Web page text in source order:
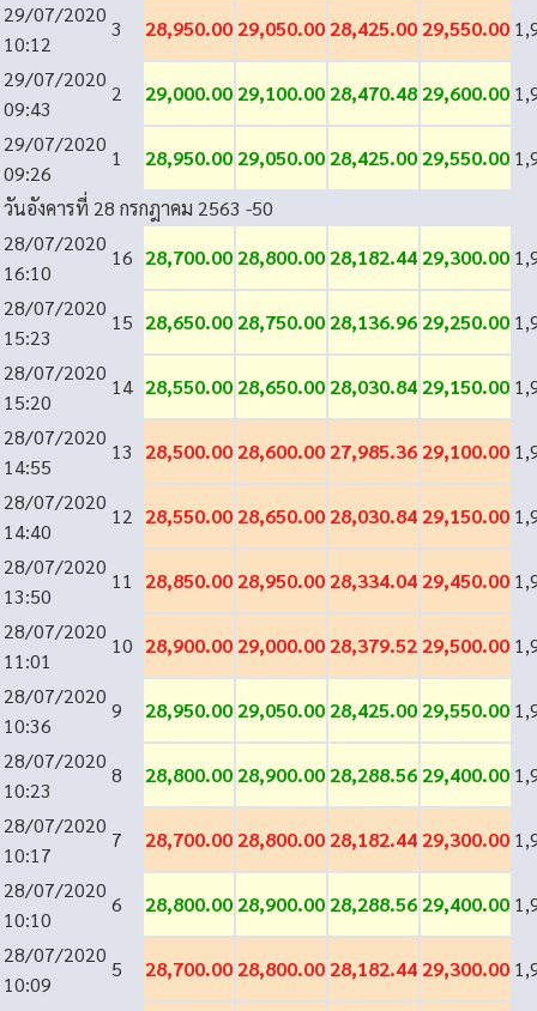
29/07/2020
10:12
3 28,950.00 29,050.00 28,425.00 29,550.00
29/07/2020
09:43
2 29,000.00 29,100.00 28,470.48 29,600.00
29/07/2020
09:26
1 28,950.00 29,050.00 28,425.00 29,550.00
วันอังคารที่ 28 กรกฎาคม 2563 -50
28/07/2020
16:10
16 28,700.00 28,800.00 28,182.44 29,300.00
28/07/2020
15:23
15 28,650.00 28,750.00 28,136.96 29,250.00
28/07/2020
15:20
14 28,550.00 28,650.00 28,030.84 29,150.00
28/07/2020
14:55
13 28,500.00 28,600.00 27,985.36 29,100.00
28/07/2020
14:40
12 28,550.00 28,650.00 28,030.84 29,150.00
28/07/2020
13:50
11 28,850.00 28,950.00 28,334.04 29,450.00
28/07/2020
11:01
10 28,900.00 29,000.00 28,379.52 29,500.00
28/07/2020
10:36
9 28,950.00 29,050.00 28,425.00 29,550.00
28/07/2020
10:23
8 28,800.00 28,900.00 28,288.56 29,400.00
28/07/2020
10:17
7 28,700.00 28,800.00 28,182.44 29,300.00
28/07/2020
10:10
6 28,800.00 28,900.00 28,288.56 29,400.00
28/07/2020
10:09
5 28,700.00 28,800.00 28,182.44 29,300.00